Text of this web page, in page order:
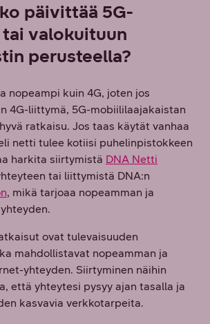
päivittää 5G-
valokuituun
perusteella?
nopeampi kuin 4G, joten jos
4G-liittymä, 5G-mobiililaajakaistan
ratkaisu. Jos taas käytät vanhaa
netti tulee kotiisi puhelinpistokkeen
harkita siirtymistä DNA Netti
tai liittymistä DNA:n
, mikä tarjoaa nopeamman ja
ovat tulevaisuuden
mahdollistavat nopeamman ja
yhteyden. Siirtyminen näihin
että yhteytesi pysyy ajan tasalla ja
kasvavia verkkotarpeita.